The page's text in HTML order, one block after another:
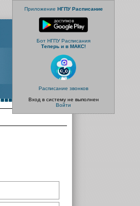
Приложение НГПУ Расписание
Бот НГПУ Расписания
Теперь и в МАКС!
Расписание звонков
Вход в систему не выполнен
Войти